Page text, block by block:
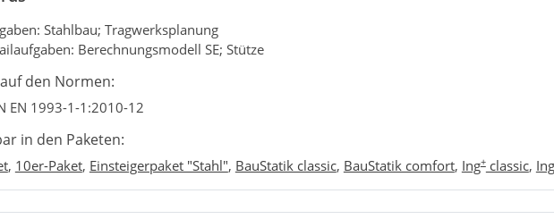
Stahlbau; Tragwerksplanung
Berechnungsmodell SE; Stütze
den Normen:
EN 1993-1-1:2010-12
in den Paketen:
, 10er-Paket, Einsteigerpaket "Stahl", BauStatik classic, BauStatik comfort, Ing+classic, Ing